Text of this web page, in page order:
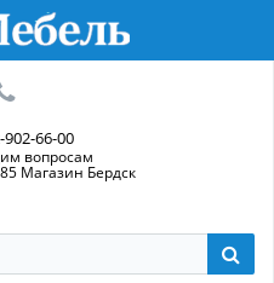
902-66-00
вопросам
Магазин Бердск